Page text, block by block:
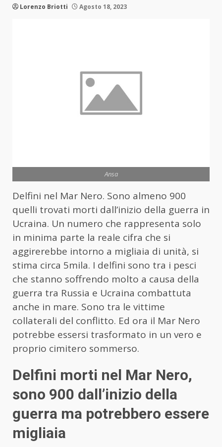
Lorenzo Briotti Agosto 18, 2023
Ansa
Delfini nel Mar Nero. Sono almeno 900
quelli trovati morti dall’inizio della guerra in
Ucraina. Un numero che rappresenta solo
in minima parte la reale cifra che si
aggirerebbe intorno a migliaia di unità, si
stima circa 5mila. I delfini sono tra i pesci
che stanno soffrendo molto a causa della
guerra tra Russia e Ucraina combattuta
anche in mare. Sono tra le vittime
collaterali del conflitto. Ed ora il Mar Nero
potrebbe essersi trasformato in un vero e
proprio cimitero sommerso.
Delfini morti nel Mar Nero,
sono 900 dall’inizio della
guerra ma potrebbero essere
migliaia